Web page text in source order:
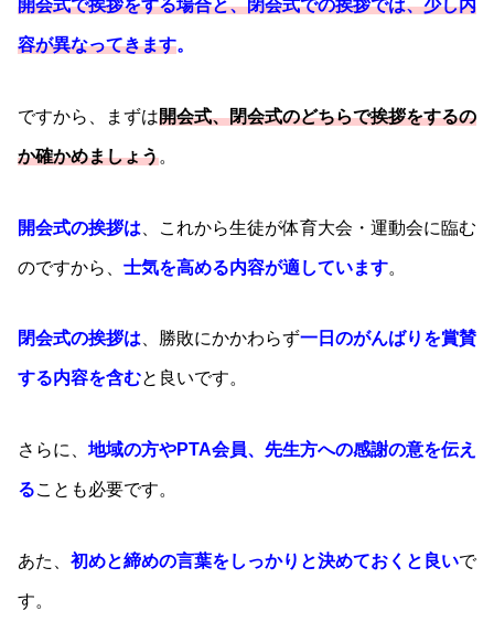
開会式で挨拶をする場合と、閉会式での挨拶では、少し内
容が異なってきます。
ですから、まずは開会式、閉会式のどちらで挨拶をするの
か確かめましょう。
開会式の挨拶は 、これから生徒が体育大会・運動会に臨む
のですから、 士気を高める内容が適しています。
閉会式の挨拶は 、勝敗にかかわらず一日のがんばりを賞賛
する内容を含むと良いです。
さらに、 地域の方やPTA会員、先生方への感謝の意を伝え
ることも必要です。
あた、 初めと締めの言葉をしっかりと決めておくと良いで
す。